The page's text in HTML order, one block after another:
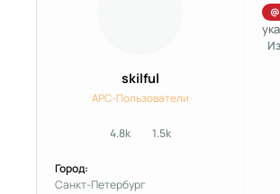
skilful
APC-Пользователи
4.8kсообщения
1.5kРепутация
Город:
Санкт-Петербург